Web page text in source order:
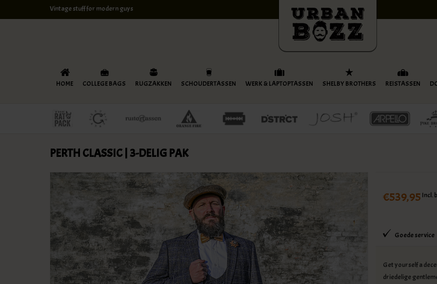
Vintage stuff for modern guys
HOME COLLEGE BAGS RUGZAKKEN SCHOUDERTASSEN WERK & LAPTOPTASSEN SHELBY BROTHERS REISTASSEN
PERTH CLASSIC | 3-DELIG PAK
€539,95 Incl.
Goede service
Get yourself a
driedelige